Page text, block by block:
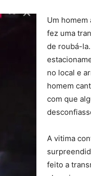
Um
fez uma
de roubá-
no local e
homem
com que
A vitima
feito a